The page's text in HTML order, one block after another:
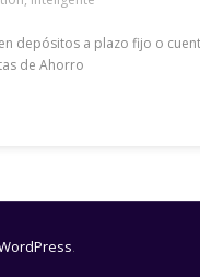
depósitos a plazo fijo o
de Ahorro
.